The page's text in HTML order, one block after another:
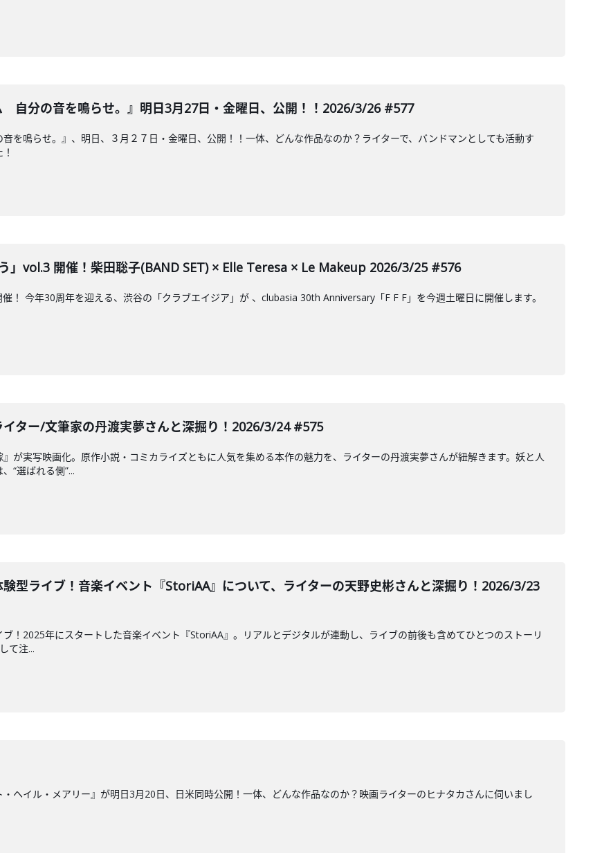
自分の音を鳴らせ。』明日3月27日・金曜日、公開！！2026/3/26 #577
を鳴らせ。』、明日、３月２７日・金曜日、公開！！一体、どんな作品なのか？ライターで、バンドマンとしても活動す
」vol.3 開催！柴田聡子(BAND SET) × Elle Teresa × Le Makeup 2026/3/25 #576
！ 今年30周年を迎える、渋谷の「クラブエイジア」が 、clubasia 30th Anniversary「F F F」を今週土曜日に開催します。
イター/文筆家の丹渡実夢さんと深掘り！2026/3/24 #575
が実写映画化。原作小説・コミカライズともに人気を集める本作の魅力を、ライターの丹渡実夢さんが紐解きます。妖と人
“選ばれる側”...
型ライブ！音楽イベント『StoriAA』について、ライターの天野史彬さんと深掘り！2026/3/23
！2025年にスタートした音楽イベント『StoriAA』。リアルとデジタルが連動し、ライブの前後も含めてひとつのストーリ
て注...
ヘイル・メアリー』が明日3月20日、日米同時公開！一体、どんな作品なのか？映画ライターのヒナタカさんに伺いまし